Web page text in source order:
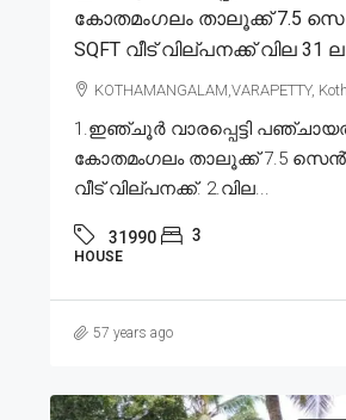
കോതമംഗലം താലൂക്ക് 7.5
SQFT വീട് വില്പനക്ക് വില 31
KOTHAMANGALAM,VARAPETTY,
1.ഇഞ്ചൂർ വാരപ്പെട്ടി
കോതമംഗലം താലൂക്ക് 7.5 സെൻ്റ്
വീട് വില്പനക്ക്. 2.വില...
31990 3
HOUSE
57 years ago